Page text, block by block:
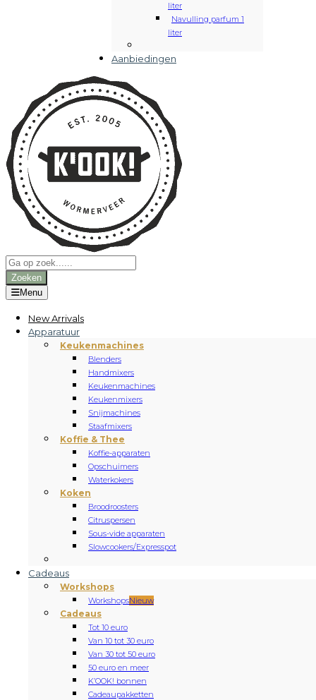
liter
Navulling parfum 1
liter
Aanbiedingen
Producten
zoeken
Zoeken
Menu
New Arrivals
Apparatuur
Keukenmachines
Blenders
Handmixers
Keukenmachines
Keukenmixers
Snijmachines
Staafmixers
Koffie & Thee
Koffie-apparaten
Opschuimers
Waterkokers
Koken
Broodroosters
Citruspersen
Sous-vide apparaten
Slowcookers/Expresspot
Cadeaus
Workshops
WorkshopsNieuw
Cadeaus
Tot 10 euro
Van 10 tot 30 euro
Van 30 tot 50 euro
50 euro en meer
K’OOK! bonnen
Cadeaupakketten